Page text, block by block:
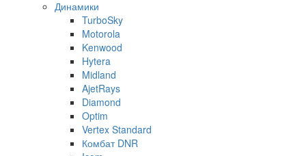
Динамики
TurboSky
Motorola
Kenwood
Hytera
Midland
AjetRays
Diamond
Optim
Vertex Standard
Комбат DNR